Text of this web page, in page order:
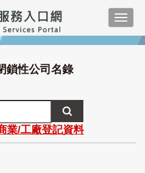
鎖性公司名錄
業/工廠登記資料